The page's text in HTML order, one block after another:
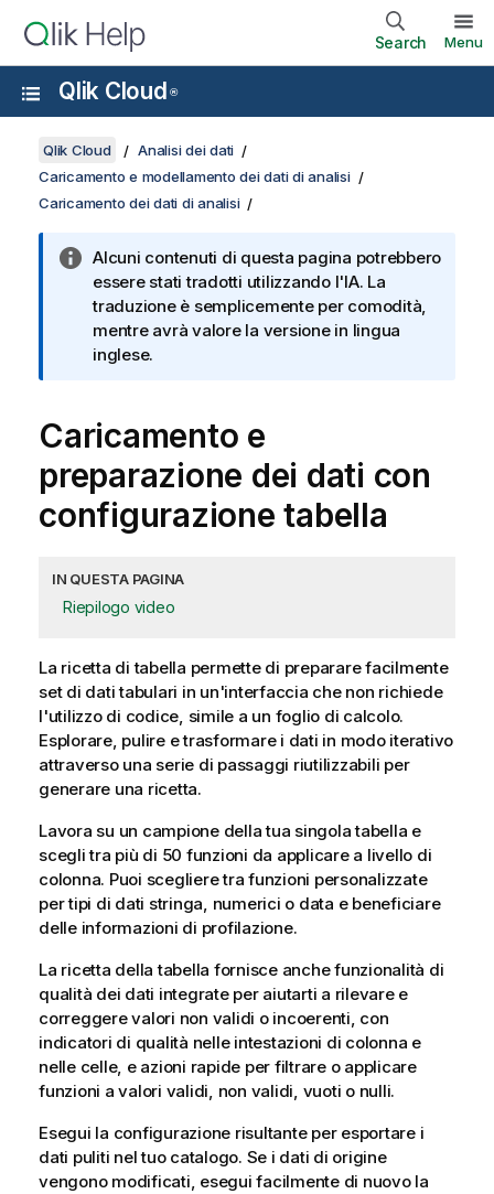
Search Menu
Qlik Cloud ®
Qlik Cloud
Analisi dei dati
Caricamento e modellamento dei dati di analisi
Caricamento dei dati di analisi
Alcuni contenuti di questa pagina potrebbero
essere stati tradotti utilizzando l'IA. La
traduzione è semplicemente per comodità,
mentre avrà valore la versione in lingua
inglese.
Caricamento e
preparazione dei dati con
configurazione tabella
IN QUESTA PAGINA
Riepilogo video
La ricetta di tabella permette di preparare facilmente
set di dati tabulari in un'interfaccia che non richiede
l'utilizzo di codice, simile a un foglio di calcolo.
Esplorare, pulire e trasformare i dati in modo iterativo
attraverso una serie di passaggi riutilizzabili per
generare una ricetta.
Lavora su un campione della tua singola tabella e
scegli tra più di 50 funzioni da applicare a livello di
colonna. Puoi scegliere tra funzioni personalizzate
per tipi di dati stringa, numerici o data e beneficiare
delle informazioni di profilazione.
La ricetta della tabella fornisce anche funzionalità di
qualità dei dati integrate per aiutarti a rilevare e
correggere valori non validi o incoerenti, con
indicatori di qualità nelle intestazioni di colonna e
nelle celle, e azioni rapide per filtrare o applicare
funzioni a valori validi, non validi, vuoti o nulli.
Esegui la configurazione risultante per esportare i
dati puliti nel tuo catalogo. Se i dati di origine
vengono modificati, esegui facilmente di nuovo la